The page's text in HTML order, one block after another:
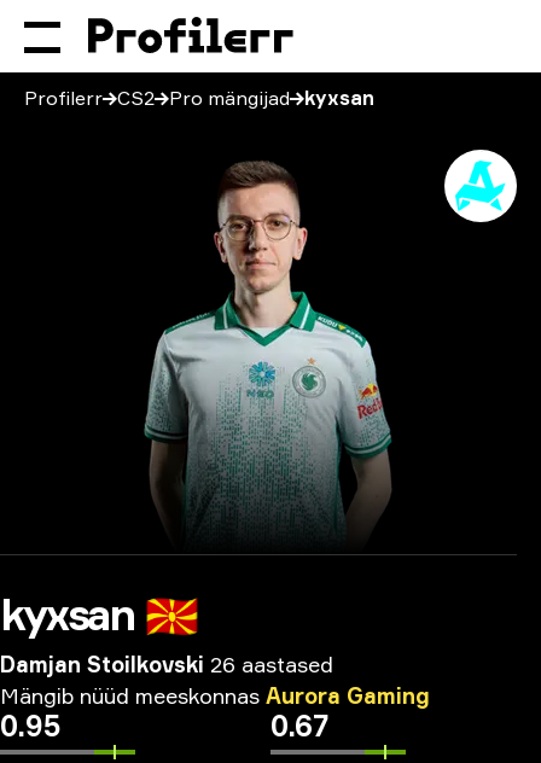
Profilerr CS2 Pro mängijad kyxsan
kyxsan 🇲🇰
Damjan Stoilkovski 26 aastased
Mängib nüüd meeskonnas Aurora Gaming
0.95 0.67